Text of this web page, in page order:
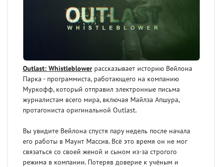
Outlast: Whistleblower рассказывает историю Вейлона
Парка - программиста, работающего на компанию
Муркофф, который отправил электронные письма
журналистам всего мира, включая Майлза Апшура,
протагониста оригинальной Outlast.
Вы увидите Вейлона спустя пару недель после начала
его работы в Маунт Массив. Всё это время он не мог
связаться со своей женой и сыном из-за строгого
режима в компании. Потеряв доверие к учёным и